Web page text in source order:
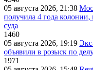
05 августа 2026, 21:38
получила 4 года
суда
1460
05 августа 2026, 19:19
объявили в розыск по
1971